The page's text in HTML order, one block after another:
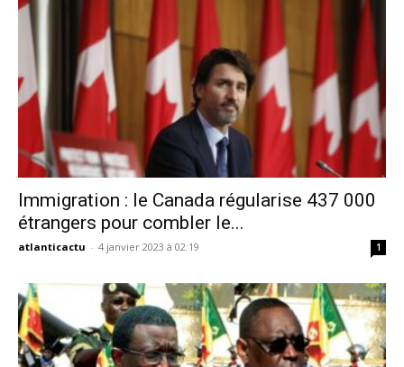
Immigration : le Canada régularise 437 000
étrangers pour combler le...
atlanticactu - 4 janvier 2023 à 02:19 1